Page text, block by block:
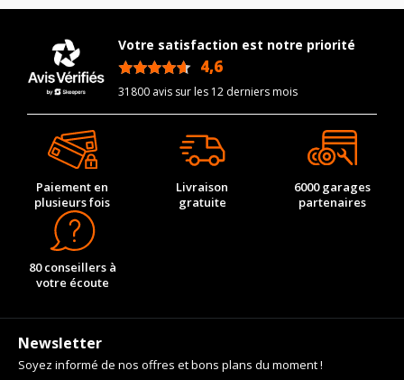
Votre satisfaction est notre priorité
4,6
31800 avis sur les 12 derniers mois
Paiement en
plusieurs fois
Livraison
gratuite
6000 garages
partenaires
80 conseillers à
votre écoute
Newsletter
Soyez informé de nos offres et bons plans du moment !